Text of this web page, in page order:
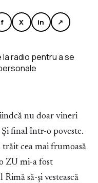
f X in ↗
nu doar vineri
final într-o poveste.
cea mai frumoasă
ZU mi-a fost
Rimă să-și vestească